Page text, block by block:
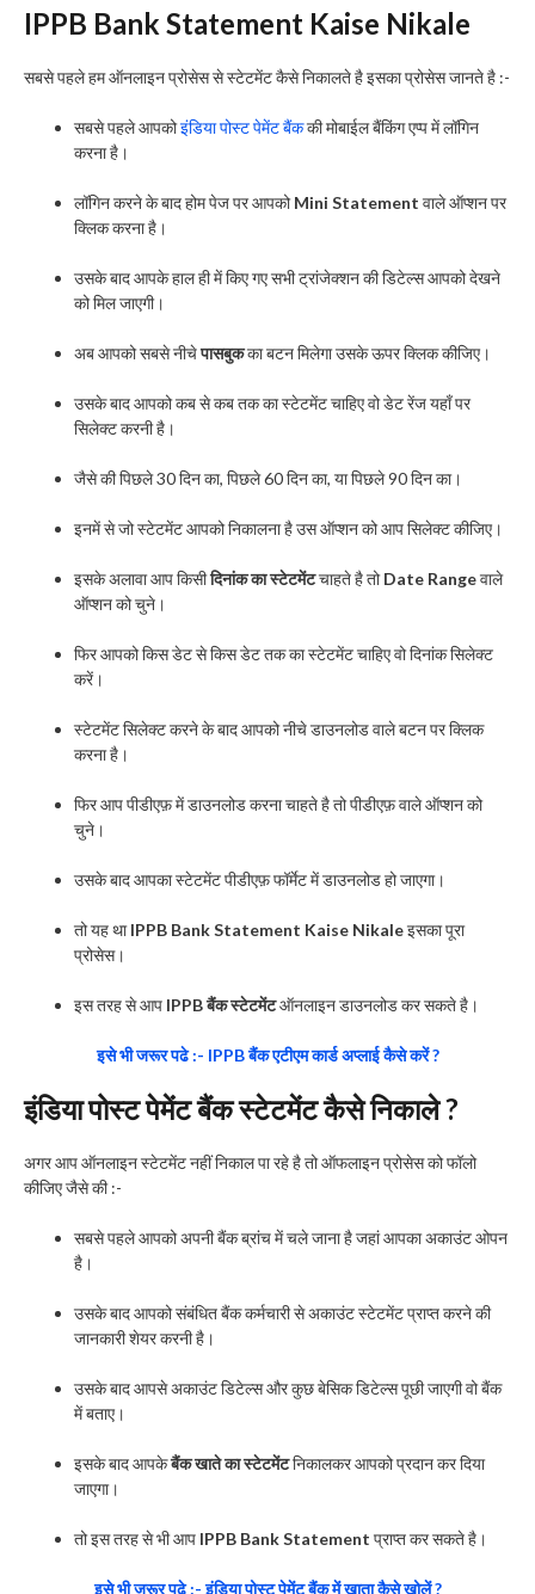
IPPB Bank Statement Kaise Nikale
सबसे पहले हम ऑनलाइन प्रोसेस से स्टेटमेंट कैसे निकालते है इसका प्रोसेस जानते है :-
सबसे पहले आपकोइंडिया पोस्ट पेमेंट बैंककी मोबाईल बैंकिंग एप्प में लॉगिन
करना है।
लॉगिन करने के बाद होम पेज पर आपकोMini Statement वाले ऑप्शन पर
क्लिक करना है।
उसके बाद आपके हाल ही में किए गए सभी ट्रांजेक्शन की डिटेल्स आपको देखने
को मिल जाएगी।
अब आपको सबसे नीचेपासबुकका बटन मिलेगा उसके ऊपर क्लिक कीजिए।
उसके बाद आपको कब से कब तक का स्टेटमेंट चाहिए वो डेट रेंज यहाँ पर
सिलेक्ट करनी है।
जैसे की पिछले 30 दिन का, पिछले 60 दिन का, या पिछले 90 दिन का।
इनमें से जो स्टेटमेंट आपको निकालना है उस ऑप्शन को आप सिलेक्ट कीजिए।
इसके अलावा आप किसीदिनांक का स्टेटमेंटचाहते है तोDate Rangeवाले
ऑप्शन को चुने।
फिर आपको किस डेट से किस डेट तक का स्टेटमेंट चाहिए वो दिनांक सिलेक्ट
करें।
स्टेटमेंट सिलेक्ट करने के बाद आपको नीचे डाउनलोड वाले बटन पर क्लिक
करना है।
फिर आप पीडीएफ़ में डाउनलोड करना चाहते है तो पीडीएफ़ वाले ऑप्शन को
चुने।
उसके बाद आपका स्टेटमेंट पीडीएफ़ फॉर्मेट में डाउनलोड हो जाएगा।
तो यह थाIPPB Bank Statement Kaise Nikaleइसका पूरा
प्रोसेस।
इस तरह से आप IPPB बैंक स्टेटमेंटऑनलाइन डाउनलोड कर सकते है।
इसे भी जरूर पढे :- IPPB बैंक एटीएम कार्ड अप्लाई कैसे करें ?
इंडिया पोस्ट पेमेंट बैंक स्टेटमेंट कैसे निकाले ?
अगर आप ऑनलाइन स्टेटमेंट नहीं निकाल पा रहे है तो ऑफलाइन प्रोसेस को फॉलो
कीजिए जैसे की :-
सबसे पहले आपको अपनी बैंक ब्रांच में चले जाना है जहां आपका अकाउंट ओपन
है।
उसके बाद आपको संबंधित बैंक कर्मचारी से अकाउंट स्टेटमेंट प्राप्त करने की
जानकारी शेयर करनी है।
उसके बाद आपसे अकाउंट डिटेल्स और कुछ बेसिक डिटेल्स पूछी जाएगी वो बैंक
में बताए।
इसके बाद आपकेबैंक खाते का स्टेटमेंटनिकालकर आपको प्रदान कर दिया
जाएगा।
तो इस तरह से भी आप IPPB Bank Statement प्राप्त कर सकते है।
इसे भी जरूर पढे :- इंडिया पोस्ट पेमेंट बैंक में खाता कैसे खोलें ?